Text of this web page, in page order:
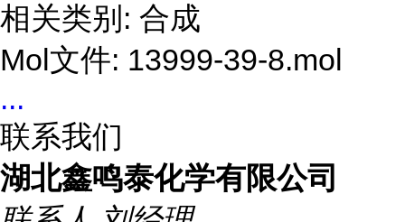
相关类别: 合成
Mol文件: 13999-39-8.mol
...
联系我们
湖北鑫鸣泰化学有限公司